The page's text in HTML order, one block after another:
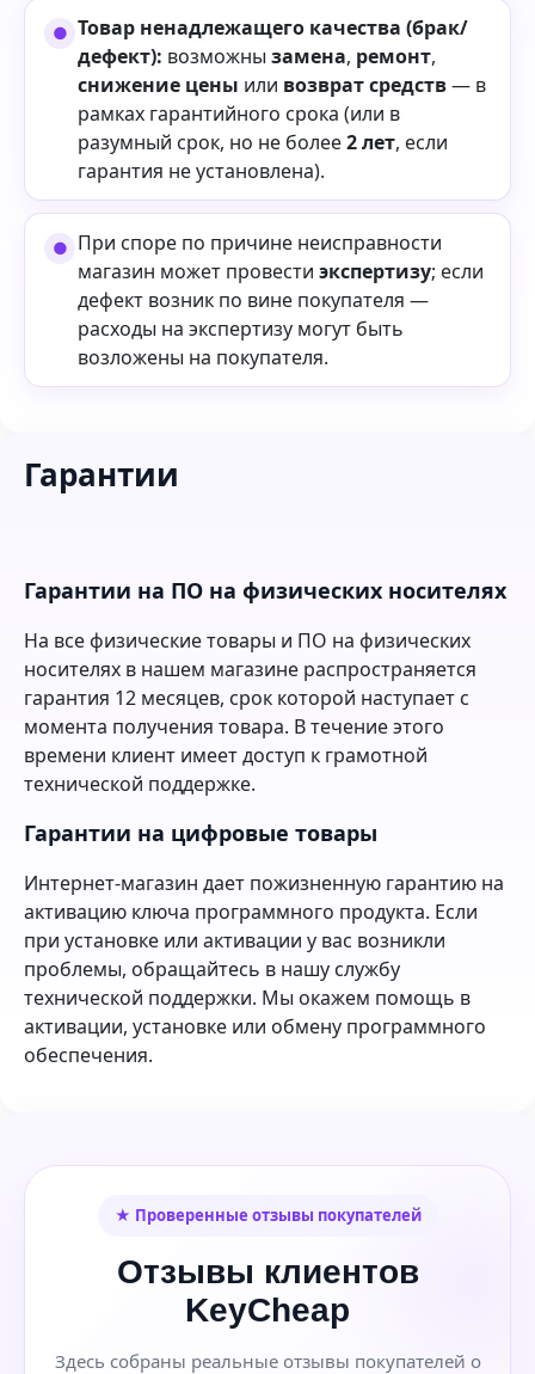
Товар ненадлежащего качества (брак/
дефект): возможны замена, ремонт,
снижение цены или возврат средств— в
рамках гарантийного срока (или в
разумный срок, но не более2 лет, если
гарантия не установлена).
При споре по причине неисправности
магазин может провести экспертизу; если
дефект возник по вине покупателя —
расходы на экспертизу могут быть
возложены на покупателя.
Гарантии
Гарантии на ПО на физических носителях
На все физические товары и ПО на физических
носителях в нашем магазине распространяется
гарантия 12 месяцев, срок которой наступает с
момента получения товара. В течение этого
времени клиент имеет доступ к грамотной
технической поддержке.
Гарантии на цифровые товары
Интернет-магазин дает пожизненную гарантию на
активацию ключа программного продукта. Если
при установке или активации у вас возникли
проблемы, обращайтесь в нашу службу
технической поддержки. Мы окажем помощь в
активации, установке или обмену программного
обеспечения.
★ Проверенные отзывы покупателей
Отзывы клиентов
KeyCheap
Здесь собраны реальные отзывы покупателей о